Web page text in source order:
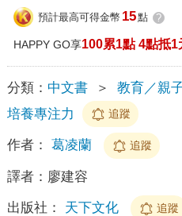
預計最高可得金幣 15點 ?
HAPPY GO享100累1點 4點抵1
分類： 中文書 ＞ 教育／親
培養專注力
追蹤
作者： 葛凌蘭 追蹤
譯者： 廖建容
出版社： 天下文化 追蹤